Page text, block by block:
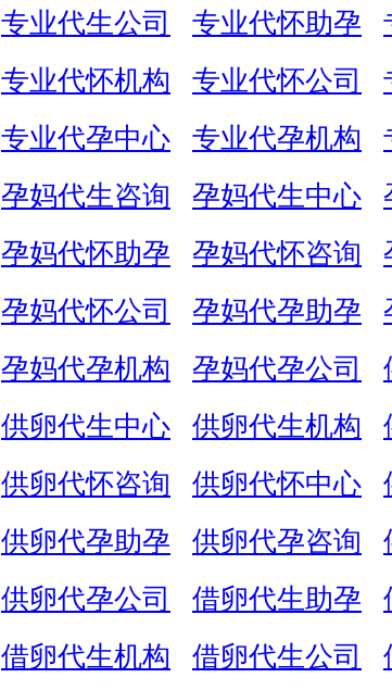
专业代生公司
专业代怀助孕
专业代怀机构
专业代怀公司
专业代孕中心
专业代孕机构
孕妈代生咨询
孕妈代生中心
孕妈代怀助孕
孕妈代怀咨询
孕妈代怀公司
孕妈代孕助孕
孕妈代孕机构
孕妈代孕公司
供卵代生中心
供卵代生机构
供卵代怀咨询
供卵代怀中心
供卵代孕助孕
供卵代孕咨询
供卵代孕公司
借卵代生助孕
借卵代生机构
借卵代生公司